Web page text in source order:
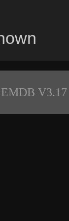
V3.17